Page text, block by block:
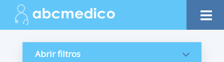
Abrir filtros